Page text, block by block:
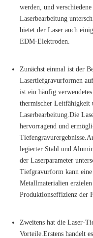
werden, und
Laserbearbeitung
bietet der Laser auch
EDM-Elektroden.
Zunächst einmal ist der
Lasertiefgravurformen
ist ein häufig
thermischer Leitfähigkeit
Laserbearbeitung.Die
hervorragend und
legierter Stahl und
der Laserparameter
Tiefgravurform kann
Metallmaterialien
Produktionseffizienz der
Zweitens hat die Laser-
Vorteile.Erstens handelt